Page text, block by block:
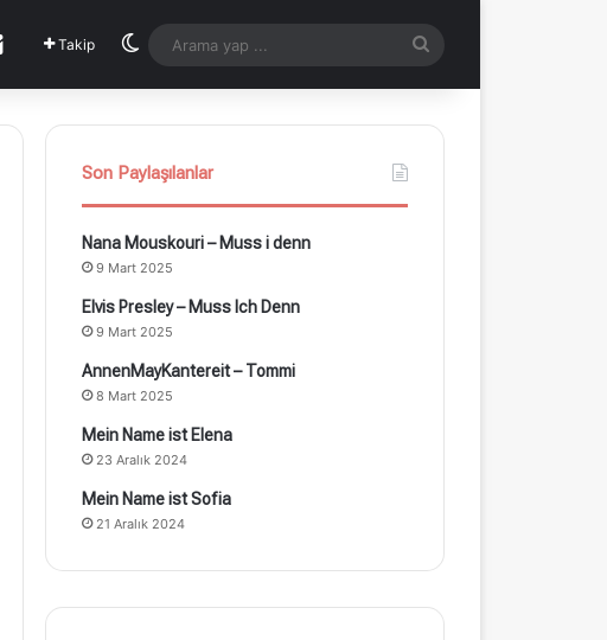
İletişimTakip Dış görünümü değiştir
yap
...
Son Paylaşılanlar
Nana Mouskouri – Muss i denn
9 Mart 2025
Elvis Presley – Muss Ich Denn
9 Mart 2025
AnnenMayKantereit – Tommi
8 Mart 2025
Mein Name ist Elena
23 Aralık 2024
Mein Name ist Sofia
21 Aralık 2024